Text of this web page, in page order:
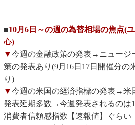
■10月6日～の週の為替相場の焦点(
心)
▼今週の金融政策の発表→ニュージ
策の発表あり(9月16日17日開催分の
り)
▼今週の米国の経済指標の発表→米
発表延期多数→今週発表されるのは
消費者信頼感指数【速報値】ぐらい